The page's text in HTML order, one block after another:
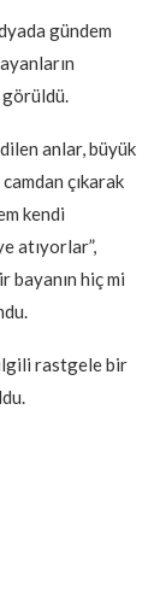
gündem
görüldü.
anlar, büyük
çıkarak
kendi
atıyorlar”,
bayanın hiç mi
rastgele bir